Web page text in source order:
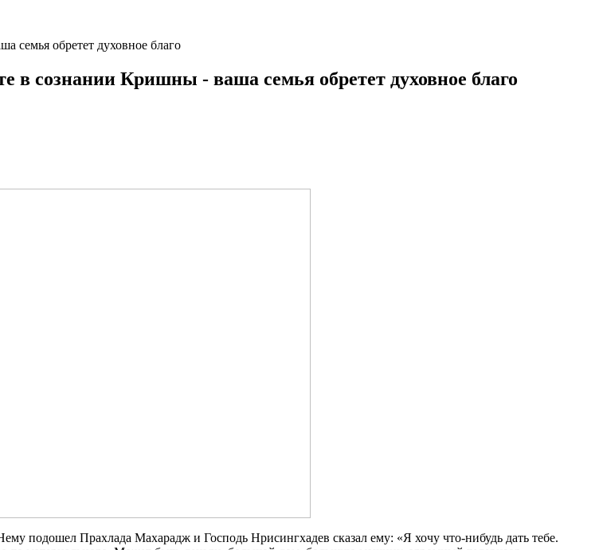
семья обретет духовное благо
сознании Кришны - ваша семья обретет духовное благо
подошел Прахлада Махарадж и Господь Нрисингхадев сказал ему: «Я хочу что-нибудь дать тебе.